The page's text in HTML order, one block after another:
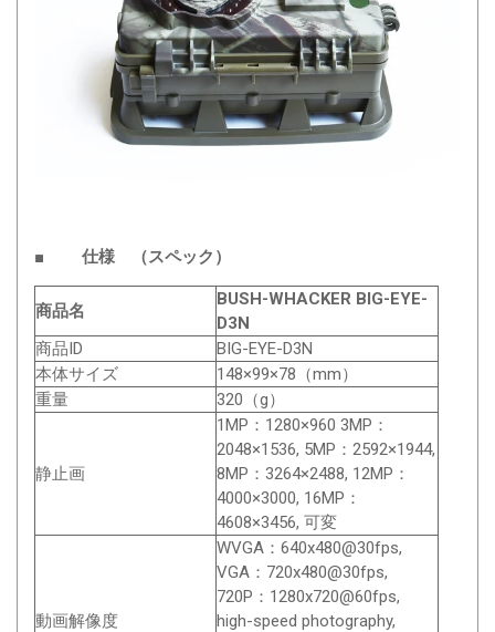
■ 仕様 （スペック）
商品名
BUSH-WHACKER BIG-EYE-
D3N
商品ID
BIG-EYE-D3N
本体サイズ
148×99×78（mm）
重量
320（g）
静止画
1MP：1280×960 3MP：
2048×1536, 5MP：2592×1944,
8MP：3264×2488, 12MP：
4000×3000, 16MP：
4608×3456, 可変
動画解像度
WVGA：640x480@30fps,
VGA：720x480@30fps,
720P：1280x720@60fps,
high-speed photography,